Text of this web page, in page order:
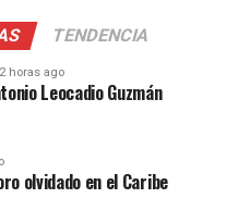
TENDENCIA
2 horas ago
Leocadio Guzmán
olvidado en el Caribe